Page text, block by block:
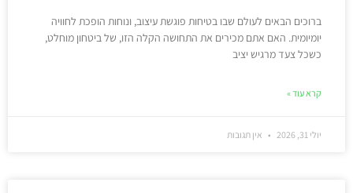
ברוכים הבאים לעולם שבו בטיחות פוגשת עיצוב, ונוחות הופכת לחוויה
יומיומית. האם אתם מכירים את התחושה הקלה הזו, של ביטחון מוחלט,
כשכל צעד מרגיש יציב
קרא עוד »
יולי 31, 2026 אין תגובות